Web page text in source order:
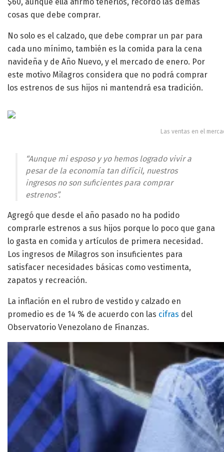
cosas que debe comprar.
No solo es el calzado, que debe comprar un par para
cada uno mínimo, también es la comida para la cena
navideña y de Año Nuevo, y el mercado de enero. Por
este motivo Milagros considera que no podrá comprar
los estrenos de sus hijos ni mantendrá esa tradición.
Las ventas en el
“Aunque mi esposo y yo hemos logrado vivir a
pesar de la economía tan difícil, nuestros
ingresos no son suficientes para comprar
estrenos”.
Agregó que desde el año pasado no ha podido
comprarle estrenos a sus hijos porque lo poco que gana
lo gasta en comida y artículos de primera necesidad.
Los ingresos de Milagros son insuficientes para
satisfacer necesidades básicas como vestimenta,
zapatos y recreación.
La inflación en el rubro de vestido y calzado en
promedio es de 14 % de acuerdo con las cifras del
Observatorio Venezolano de Finanzas.